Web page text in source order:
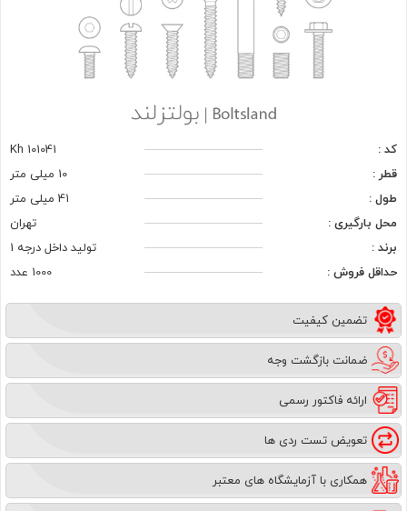
کد :
Kh 101041
قطر :
10 میلی متر
طول :
41 میلی متر
محل بارگیری :
تهران
برند :
تولید داخل درجه 1
حداقل فروش :
1000 عدد
تضمین کیفیت
ضمانت بازگشت وجه
ارائه فاکتور رسمی
تعویض تست ردی ها
همکاری با آزمایشگاه های معتبر